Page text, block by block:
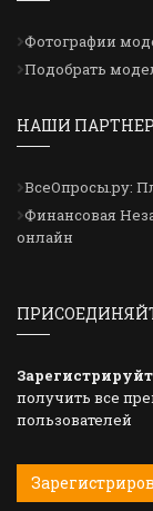
Фотографии
Подобрать
НАШИ
ВсеОпросы.ру:
Финансовая
онлайн
получить все
пользователей